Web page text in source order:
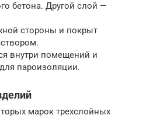
бетона. Другой слой —
стороны и покрыт
внутри помещений и
пароизоляции.
марок трехслойных